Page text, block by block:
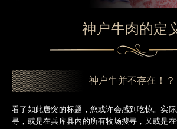
神户牛肉的定
神户牛并不存在！？
看了如此唐突的标题，您或许会感到吃惊。实
寻，或是在兵库县内的所有牧场搜寻，又或是